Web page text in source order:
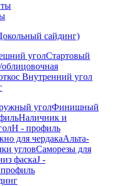
сайдинг)
уголСтартовый
Внутренний угол
уголФинишный
Наличник и
H - профиль
для чердакаАльта-
угловСаморезы для
фаскаJ -